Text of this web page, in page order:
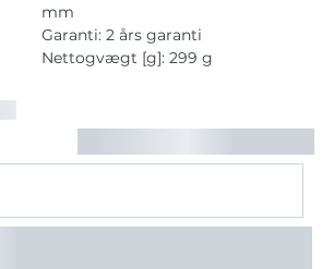
mm
Garanti: 2 års garanti
Nettogvægt [g]: 299 g